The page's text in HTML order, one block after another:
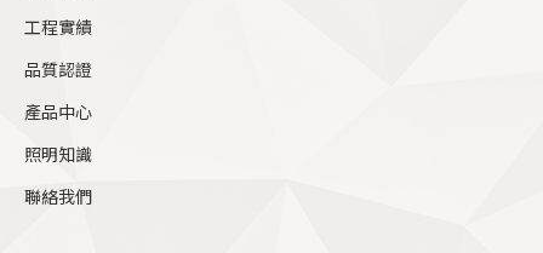
工程實績
品質認證
產品中心
照明知識
聯絡我們